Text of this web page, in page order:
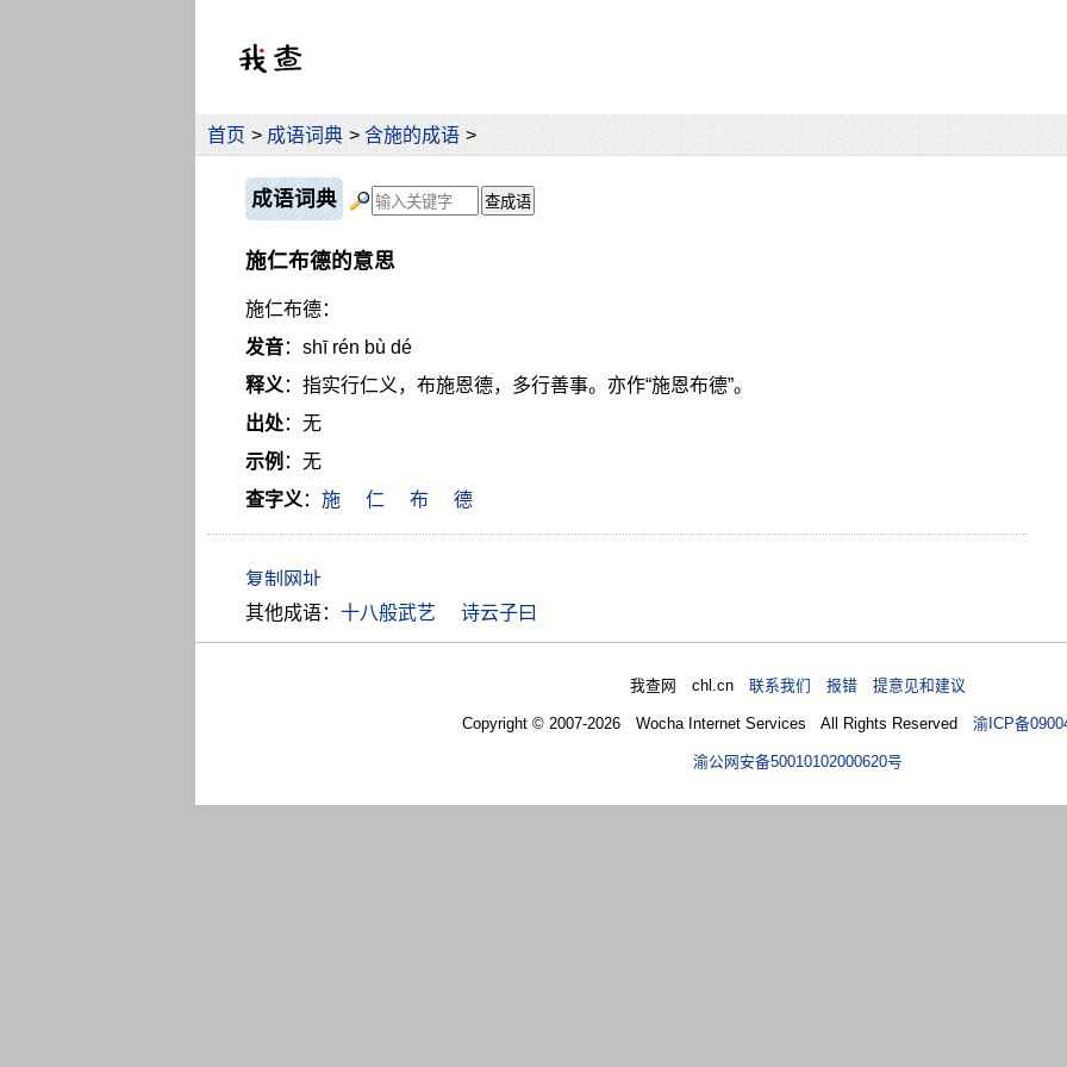
首页 > 成语词典 > 含施的成语 >
成语词典
施仁布德的意思
施仁布德：
发音：shī rén bù dé
释义：指实行仁义，布施恩德，多行善事。亦作“施恩布德”。
出处：无
示例 ：无
查字义： 施 仁 布 德
其他成语： 十八般武艺 诗云子曰
我查网 chl.cn联系我们 报错 提意见和建议
Copyright © 2007-2026 Wocha Internet Services All Rights Reserved渝ICP备
渝公网安备50010102000620号